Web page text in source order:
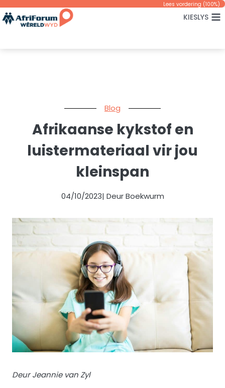
Skip
to
Lees vordering (100%)
KIESLYS
Blog
Afrikaanse kykstof en
luistermateriaal vir jou
kleinspan
04/10/2023| Deur Boekwurm
Deur Jeannie van Zyl